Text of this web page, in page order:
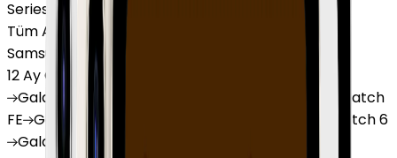
Series 6
Watch
Series 5
Tüm Apple Watch'lar
Samsung Watch
12 Ay Garanti• 6 Taksit
Galaxy
Watch 7
Watch
FE Galaxy Watch 4
Watch 6
Galaxy
Watch8